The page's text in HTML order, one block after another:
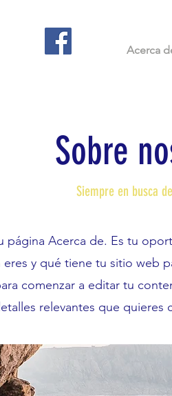
Acerca
Sobre
Siempre en busca
página Acerca de. Es tu
y qué tiene tu sitio web
comenzar a editar tu
relevantes que quieres